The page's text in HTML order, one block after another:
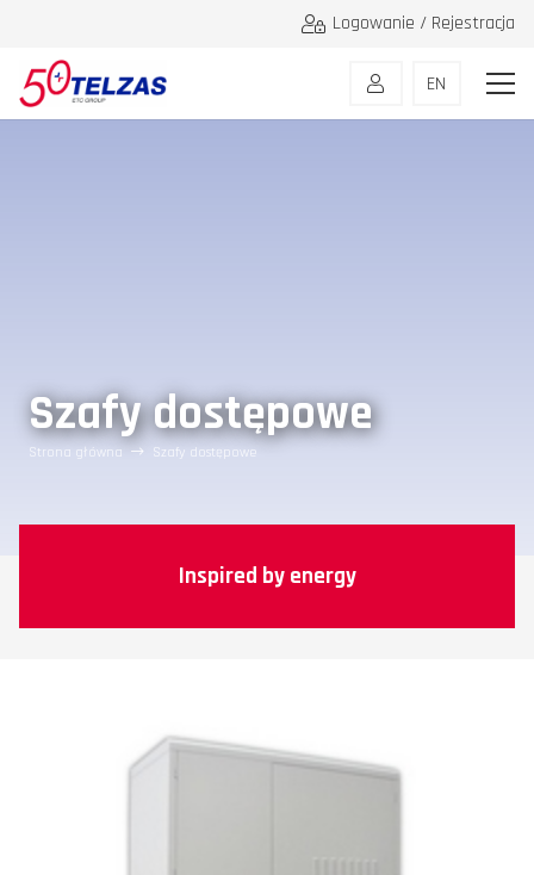
Logowanie / Rejestracja
EN
Szafy dostępowe
Strona główna Szafy dostępowe
Inspired by energy